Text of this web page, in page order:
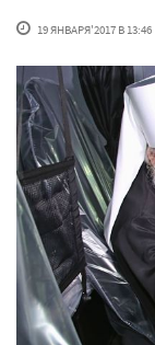
19 ЯНВАРЯ'2017 В 13:46